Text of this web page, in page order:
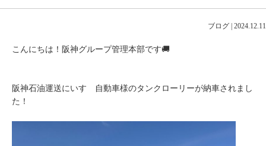
ブログ 2024.12.11
こんにちは！阪神グループ管理本部です🚚
阪神石油運送にいすゞ自動車様のタンクローリーが納車されまし
た！